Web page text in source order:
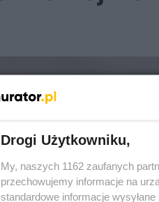
Drogi Użytkowniku,
My, naszych 1162 zaufanych
przechowujemy informacje na
standardowe informacje